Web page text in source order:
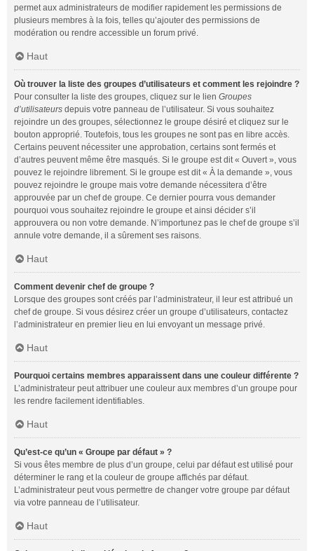
permet aux administrateurs de modifier rapidement les permissions de
plusieurs membres à la fois, telles qu’ajouter des permissions de
modération ou rendre accessible un forum privé.
Haut
Où trouver la liste des groupes d’utilisateurs et comment les rejoindre ?
Pour consulter la liste des groupes, cliquez sur le lien Groupes
d’utilisateurs depuis votre panneau de l’utilisateur. Si vous souhaitez
rejoindre un des groupes, sélectionnez le groupe désiré et cliquez sur le
bouton approprié. Toutefois, tous les groupes ne sont pas en libre accès.
Certains peuvent nécessiter une approbation, certains sont fermés et
d’autres peuvent même être masqués. Si le groupe est dit « Ouvert », vous
pouvez le rejoindre librement. Si le groupe est dit « À la demande », vous
pouvez rejoindre le groupe mais votre demande nécessitera d’être
approuvée par un chef de groupe. Ce dernier pourra vous demander
pourquoi vous souhaitez rejoindre le groupe et ainsi décider s’il
approuvera ou non votre demande. N’importunez pas le chef de groupe s’il
annule votre demande, il a sûrement ses raisons.
Haut
Comment devenir chef de groupe ?
Lorsque des groupes sont créés par l’administrateur, il leur est attribué un
chef de groupe. Si vous désirez créer un groupe d’utilisateurs, contactez
l’administrateur en premier lieu en lui envoyant un message privé.
Haut
Pourquoi certains membres apparaissent dans une couleur différente ?
L’administrateur peut attribuer une couleur aux membres d’un groupe pour
les rendre facilement identifiables.
Haut
Qu’est-ce qu’un « Groupe par défaut » ?
Si vous êtes membre de plus d’un groupe, celui par défaut est utilisé pour
déterminer le rang et la couleur de groupe affichés par défaut.
L’administrateur peut vous permettre de changer votre groupe par défaut
via votre panneau de l’utilisateur.
Haut